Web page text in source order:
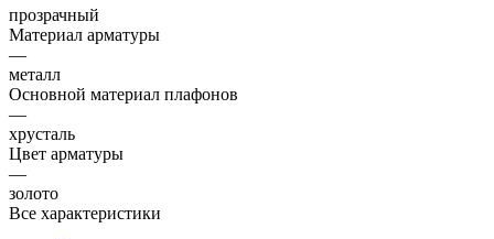
прозрачный
Материал арматуры
—
металл
Основной материал плафонов
—
хрусталь
Цвет арматуры
—
золото
Все характеристики